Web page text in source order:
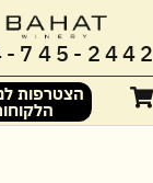
745-2442
הצטרפות